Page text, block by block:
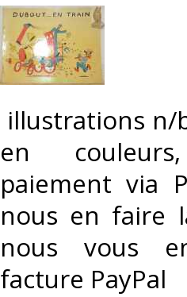
illustrations
en
paiement via
nous en faire
nous vous
facture PayPal‎